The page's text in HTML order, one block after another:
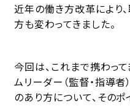
近年の働き方改革により
方も変わってきました。
今回は、これまで携わっ
ムリーダー（監督・指導者
のあり方について、そのポ